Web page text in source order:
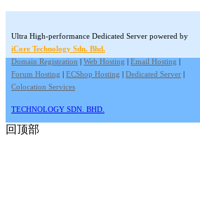
Ultra High-performance Dedicated Server powered by
iCore Technology Sdn. Bhd.
Domain Registration | Web Hosting | Email Hosting |
Forum Hosting | ECShop Hosting | Dedicated Server |
Colocation Services
TECHNOLOGY SDN. BHD.
回顶部